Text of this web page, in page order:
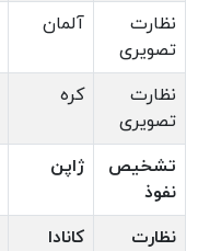
نظارت
تصویری
آلمان
نظارت
تصویری
کره
تشخیص
نفوذ
ژاپن
نظارت
کانادا